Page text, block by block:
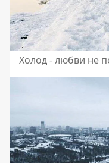
Холод - любви не